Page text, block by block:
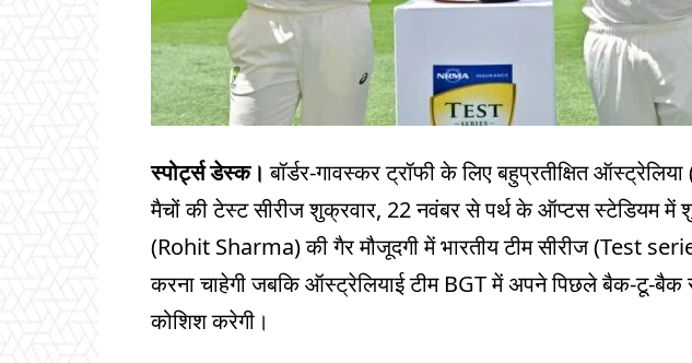
स्पोर्ट्स डेस्क। बॉर्डर-गावस्कर ट्रॉफी के लिए बहुप्रतीक्षित
मैचों की टेस्ट सीरीज शुक्रवार, 22 नवंबर से पर्थ के ऑप्टस स्टेडियम में
(Rohit Sharma) की गैर मौजूदगी में भारतीय टीम सीरीज (Test
करना चाहेगी जबकि ऑस्ट्रेलियाई टीम BGT में अपने पिछले बैक-टू-बैक
कोशिश करेगी।